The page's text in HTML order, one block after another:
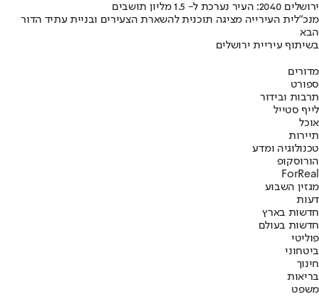
ירושלים 2040: העיר נערכת ל- 1.5 מליון תושבים
מנכ"לית העירייה מציגה תוכנית להשארת הצעירים ובניית עתיד הדור
הבא
בשיתוף עיריית ירושלים
מדורים
ספורט
תרבות ובידור
לייף סטייל
אוכל
תיירות
טכנולוגיה ומדע
הורוסקופ
ForReal
מגזין השבוע
דעות
חדשות בארץ
חדשות בעולם
פוליטי
ביטחוני
חינוך
בריאות
משפט